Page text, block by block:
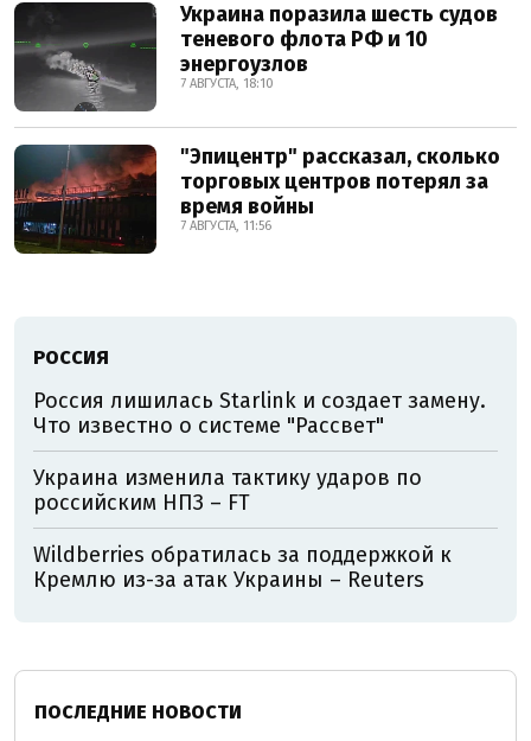
Украина поразила шесть судов
теневого флота РФ и 10
энергоузлов
7 АВГУСТА, 18:10
"Эпицентр" рассказал, сколько
торговых центров потерял за
время войны
7 АВГУСТА, 11:56
РОССИЯ
Россия лишилась Starlink и создает замену.
Что известно о системе "Рассвет"
Украина изменила тактику ударов по
российским НПЗ – FT
Wildberries обратилась за поддержкой к
Кремлю из-за атак Украины – Reuters
ПОСЛЕДНИЕ НОВОСТИ